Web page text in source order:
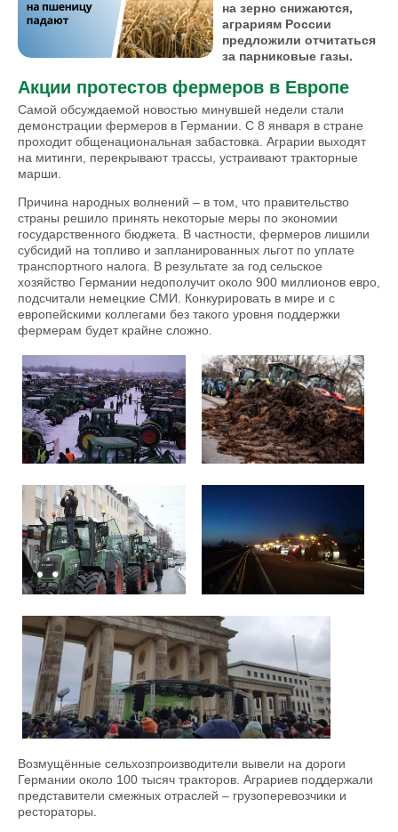
на зерно снижаются,
аграриям России
предложили отчитаться
за парниковые газы.
Акции протестов фермеров в Европе
Самой обсуждаемой новостью минувшей недели стали
демонстрации фермеров в Германии. С 8 января в стране
проходит общенациональная забастовка. Аграрии выходят
на митинги, перекрывают трассы, устраивают тракторные
марши.
Причина народных волнений – в том, что правительство
страны решило принять некоторые меры по экономии
государственного бюджета. В частности, фермеров лишили
субсидий на топливо и запланированных льгот по уплате
транспортного налога. В результате за год сельское
хозяйство Германии недополучит около 900 миллионов евро,
подсчитали немецкие СМИ. Конкурировать в мире и с
европейскими коллегами без такого уровня поддержки
фермерам будет крайне сложно.
Возмущённые сельхозпроизводители вывели на дороги
Германии около 100 тысяч тракторов. Аграриев поддержали
представители смежных отраслей – грузоперевозчики и
рестораторы.